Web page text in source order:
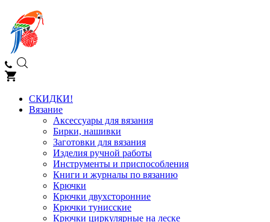
СКИДКИ!
Вязание
Аксессуары для вязания
Бирки, нашивки
Заготовки для вязания
Изделия ручной работы
Инструменты и приспособления
Книги и журналы по вязанию
Крючки
Крючки двухсторонние
Крючки тунисские
Крючки циркулярные на леске